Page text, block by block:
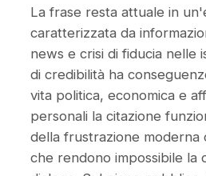
La frase resta attuale in
caratterizzata da
news e crisi di fiducia nelle
di credibilità ha
vita politica, economica e
personali la citazione
della frustrazione moderna
che rendono impossibile la